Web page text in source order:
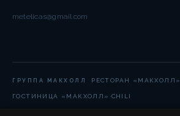
metelicas@gmail.com
ГРУППА МАКХОЛЛ РЕСТОРАН «МАКХОЛЛ»
ГОСТИНИЦА «МАКХОЛЛ» ·CHILI